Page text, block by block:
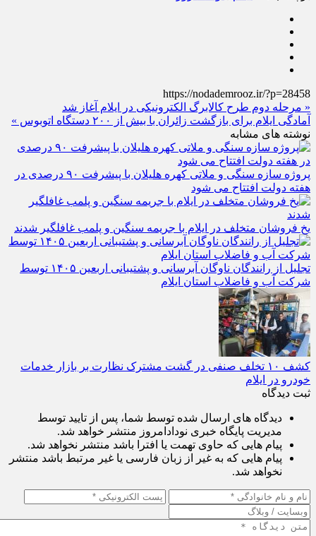
https://nodademrooz.ir/?p=28458
« مرحله دوم طرح کالابرگ الکترونیکی در ایلام آغاز شد
آمادگی ایلام برای بازگشت زائران با بیش از ۲۰۰ دستگاه اتوبوس »
نوشته های مشابه
پروژه سازه سنگی و ملاتی کهره هلیلان با پیشرفت ۹۰ درصدی در
هفته دولت افتتاح می شود
یخ‌ فروشان متخلف در ایلام با جریمه سنگین و پلمب غافلگیر شدند
تجلیل از رانندگان ناوگان آبرسانی و پشتیبانی اربعین ۱۴۰۵ توسط
شرکت آب و فاضلاب استان ایلام
کشف ۱۰ تخلف صنفی در گشت مشترک نظارت بر بازار خدمات
خودرو در ایلام
ثبت دیدگاه
دیدگاه های ارسال شده توسط شما، پس از تایید توسط
مدیریت پایگاه خبری نودادامروز منتشر خواهد شد.
پیام هایی که حاوی تهمت یا افترا باشد منتشر نخواهد شد.
پیام هایی که به غیر از زبان فارسی یا غیر مرتبط باشد منتشر
نخواهد شد.